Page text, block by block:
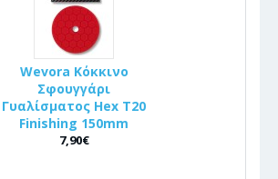
Wevora Κόκκινο
Σφουγγάρι
Γυαλίσματος Hex T20
Finishing 150mm
7,90€